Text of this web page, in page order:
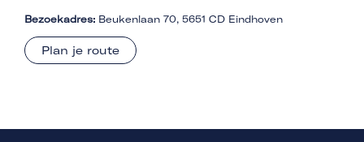
Bezoekadres: Beukenlaan 70, 5651 CD Eindhoven
Plan je route